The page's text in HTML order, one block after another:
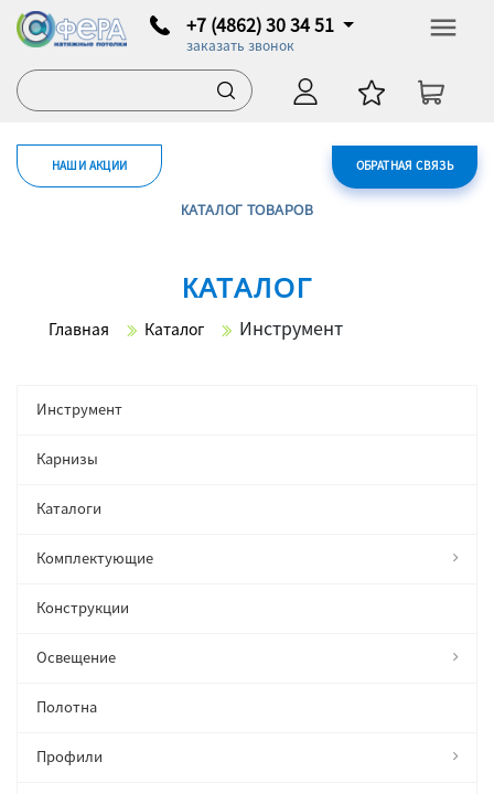
+7 (4862) 30 34 51
заказать звонок
ОБРАТНАЯ СВЯЗЬ
НАШИ АКЦИИ
КАТАЛОГ ТОВАРОВ
КАТАЛОГ
Главная Каталог Инструмент
Инструмент
Карнизы
Каталоги
Комплектующие
Конструкции
Освещение
Полотна
Профили